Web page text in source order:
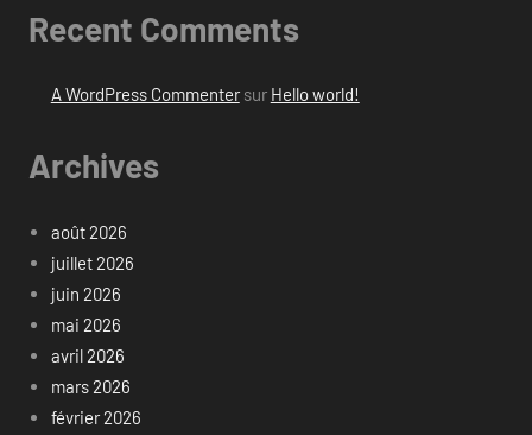
Recent Comments
A WordPress Commentersur Hello world!
Archives
août 2026
juillet 2026
juin 2026
mai 2026
avril 2026
mars 2026
février 2026